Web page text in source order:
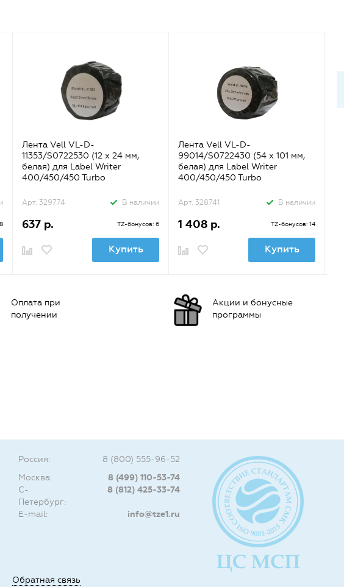
Лента Vell VL-D-
11353/S0722530 (12 х 24 мм,
белая) для Label Writer
400/450/450 Turbo
Арт. 329774 В наличии
637 р. TZ-бонусов: 6
Купить
Лента Vell VL-D-
99014/S0722430 (54 х 101 мм,
белая) для Label Writer
400/450/450 Turbo
Арт. 328741 В наличии
1 408 р. TZ-бонусов: 14
Купить
Оплата при
получении
Акции и бонусные
программы
Россия:
8 (800) 555-96-52
Москва:
8 (499) 110-53-74
С-
Петербург:
8 (812) 425-33-74
E-mail: info@tze1.ru
Обратная связь